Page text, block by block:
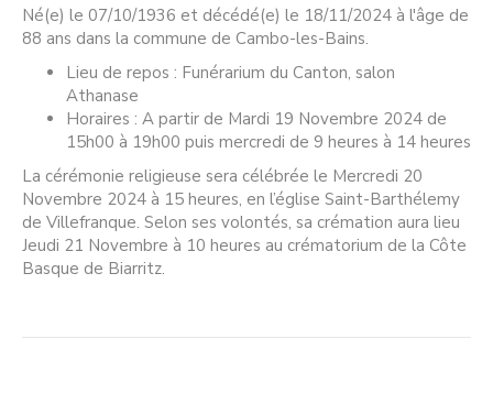
Né(e) le 07/10/1936 et décédé(e) le 18/11/2024 à l'âge de
88 ans dans la commune de Cambo-les-Bains.
Lieu de repos : Funérarium du Canton, salon
Athanase
Horaires : A partir de Mardi 19 Novembre 2024 de
15h00 à 19h00 puis mercredi de 9 heures à 14 heures
La cérémonie religieuse sera célébrée le Mercredi 20
Novembre 2024 à 15 heures, en l’église Saint-Barthélemy
de Villefranque. Selon ses volontés, sa crémation aura lieu
Jeudi 21 Novembre à 10 heures au crématorium de la Côte
Basque de Biarritz.